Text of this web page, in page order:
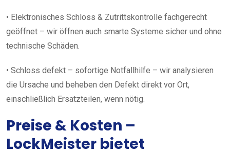
• Elektronisches Schloss & Zutrittskontrolle fachgerecht
geöffnet – wir öffnen auch smarte Systeme sicher und ohne
technische Schäden.
• Schloss defekt – sofortige Notfallhilfe – wir analysieren
die Ursache und beheben den Defekt direkt vor Ort,
einschließlich Ersatzteilen, wenn nötig.
Preise & Kosten –
LockMeister bietet